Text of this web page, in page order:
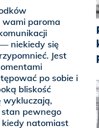
wami paroma
niekiedy się
Jest
po sobie i
bliskość
wykluczają,
pewnego
kiedy natomiast